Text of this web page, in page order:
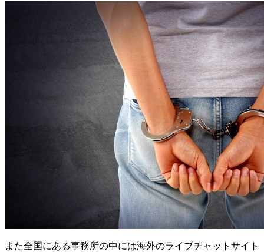
また全国にある事務所の中には海外のライブチャットサイト